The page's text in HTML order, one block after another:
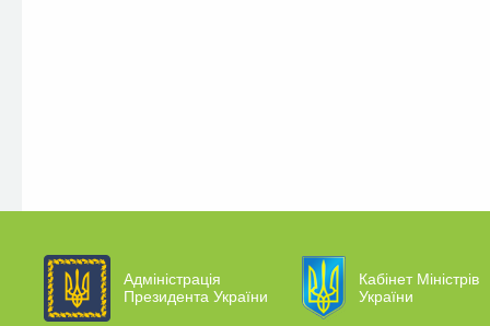
Адміністрація
Президента України
Кабінет Міністрів
України